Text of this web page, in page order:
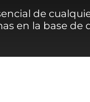
de
en la base